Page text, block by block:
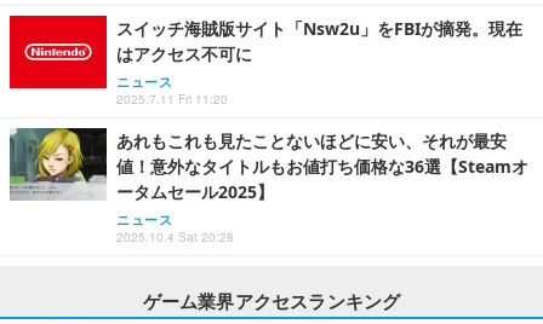
スイッチ海賊版サイト「Nsw2u」をFBIが摘発。現在
はアクセス不可に
ニュース
2025.7.11 Fri 11:20
あれもこれも見たことないほどに安い、それが最安
値！意外なタイトルもお値打ち価格な36選【Steamオ
ータムセール2025】
ニュース
2025.10.4 Sat 20:28
ゲーム業界アクセスランキング